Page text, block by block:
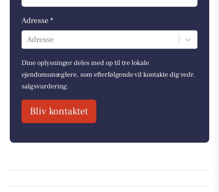
Adresse *
Adresse
Dine oplysninger deles med op til tre lokale
ejendomsmæglere, som efterfølgende vil kontakte dig vedr.
salgsvurdering.
Bliv kontaktet